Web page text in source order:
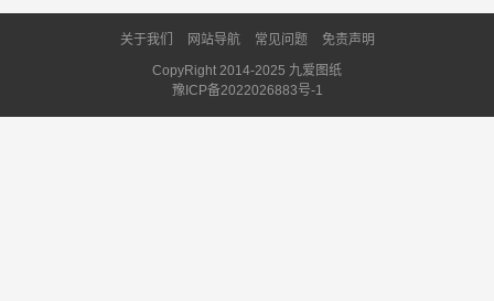
关于我们 网站导航 常见问题
免责声明
CopyRight 2014-2025 九爱图纸
豫ICP备2022026883号-1